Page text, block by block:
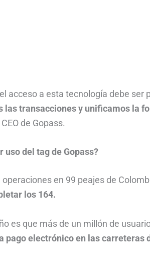
acceso a esta tecnología debe ser
las transacciones y unificamos la
de Gopass.
uso del tag de Gopass?
en 99 peajes de
los 164.
es que más de un millón de
pago electrónico en las carreteras